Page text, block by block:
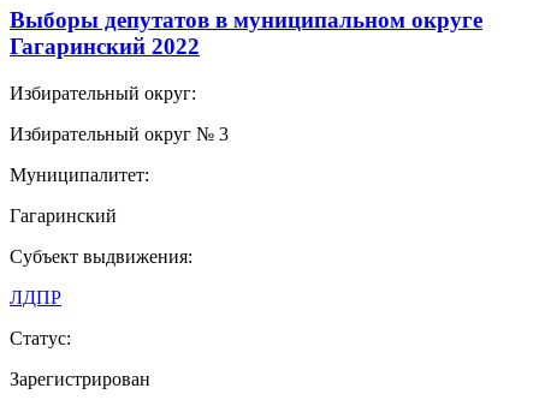
Выборы депутатов в муниципальном округе
Гагаринский 2022
Избирательный округ:
Избирательный округ № 3
Муниципалитет:
Гагаринский
Субъект выдвижения:
ЛДПР
Статус:
Зарегистрирован